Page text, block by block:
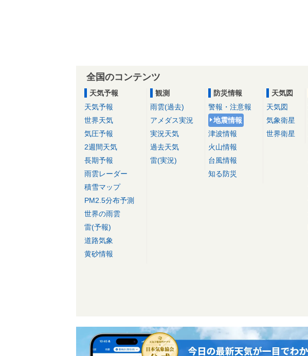
全国のコンテンツ
天気予報
天気予報
世界天気
気圧予報
2週間天気
長期予報
雨雲レーダー
積雪マップ
PM2.5分布予測
世界の雨雲
雷(予報)
道路気象
黄砂情報
観測
雨雲(過去)
アメダス実況
実況天気
過去天気
雷(実況)
防災情報
警報・注意報
地震情報
津波情報
火山情報
台風情報
知る防災
天気図
天気図
気象衛星
世界衛星